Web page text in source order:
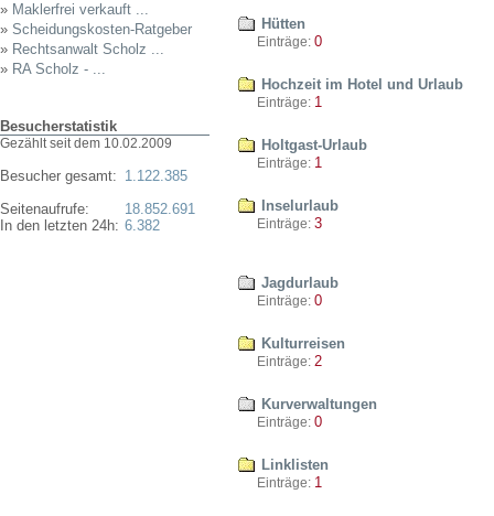
» Maklerfrei verkauft ...
» Scheidungskosten-Ratgeber
» Rechtsanwalt Scholz ...
» RA Scholz - ...
Besucherstatistik
Gezählt seit dem 10.02.2009
Besucher gesamt:
Seitenaufrufe:
In den letzten 24h:
1.122.385
18.852.691
6.382
Hütten
Einträge: 0
Hochzeit im Hotel und Urlaub
Einträge: 1
Holtgast-Urlaub
Einträge: 1
Inselurlaub
Einträge: 3
Jagdurlaub
Einträge: 0
Kulturreisen
Einträge: 2
Kurverwaltungen
Einträge: 0
Linklisten
Einträge: 1